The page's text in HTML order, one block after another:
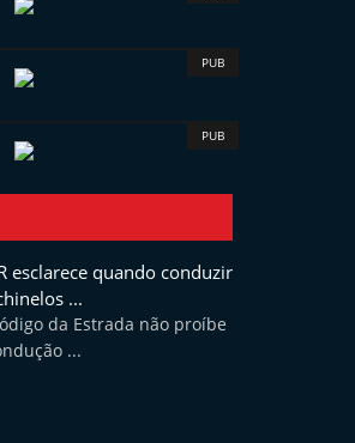
PUB
PUB
esclarece quando conduzir
...
da Estrada não proíbe
...